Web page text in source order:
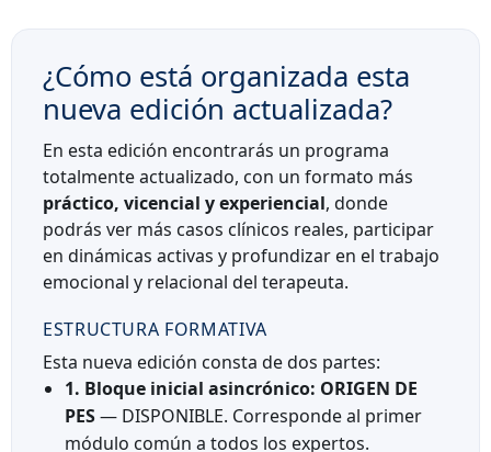
¿Cómo está organizada esta
nueva edición actualizada?
En esta edición encontrarás un programa
totalmente actualizado, con un formato más
práctico, vicencial y experiencial, donde
podrás ver más casos clínicos reales, participar
en dinámicas activas y profundizar en el trabajo
emocional y relacional del terapeuta.
ESTRUCTURA FORMATIVA
Esta nueva edición consta de dos partes:
1. Bloque inicial asincrónico: ORIGEN DE
PES— DISPONIBLE. Corresponde al primer
módulo común a todos los expertos.